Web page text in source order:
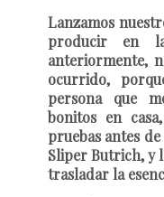
Lanzamos
producir en
anteriormente,
ocurrido,
persona que
bonitos en
pruebas antes
Sliper Butrich, y
trasladar la